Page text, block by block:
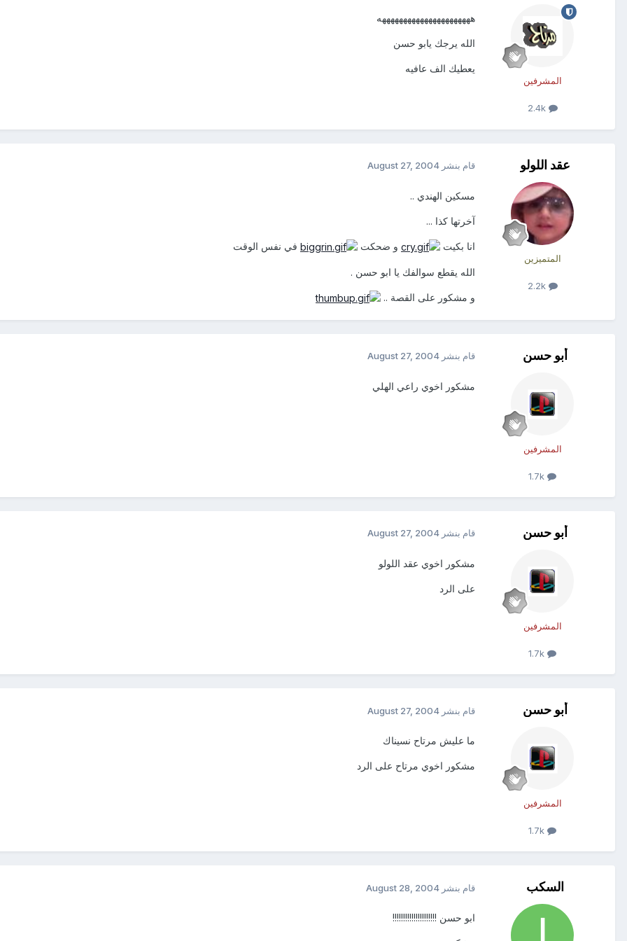
المشرفين
2.4k
ههههههههههههههههههههههه
الله يرجك يابو حسن
يعطيك الف عافيه
عقد اللولو
المتميزين
2.2k
قام بنشر August 27, 2004
مسكين الهندي ..
آخرتها كذا ...
انا بكيت و ضحكت في نفس الوقت
الله يقطع سوالفك يا ابو حسن .
و مشكور على القصة ..
أبو حسن
المشرفين
قام بنشر August 27, 2004
مشكور اخوي راعي الهلي
أبو حسن
المشرفين
قام بنشر August 27, 2004
مشكور اخوي عقد اللولو
على الرد
أبو حسن
المشرفين
قام بنشر August 27, 2004
ما عليش مرتاح نسيناك
مشكور اخوي مرتاح على الرد
السكب قام بنشر August 28, 2004
ابو حسن !!!!!!!!!!!!!!!!!!!!!